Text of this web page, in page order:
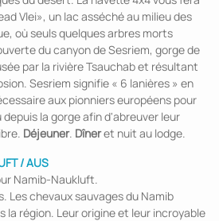
Vlei», un lac asséché au milieu des
où seuls quelques arbres morts
du canyon de Sesriem, gorge de
par la rivière Tsauchab et résultant
Sesriem signifie « 6 lanières » en
aux pionniers européens pour
la gorge afin d'abreuver leur
Déjeuner. Dîneret nuit au lodge.
/ AUS
Namib-Naukluft.
Les chevaux sauvages du Namib
la région. Leur origine et leur incroyable